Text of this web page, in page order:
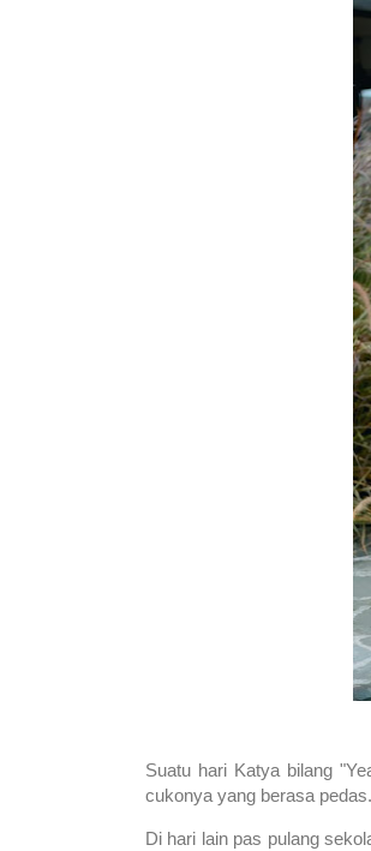
Suatu hari Katya bilang
cukonya yang berasa pedas.
Di hari lain pas pulang